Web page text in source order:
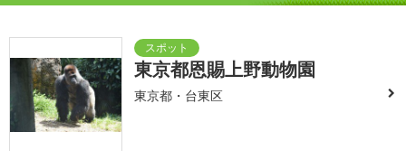
東京都恩賜上野動物園
東京都・台東区